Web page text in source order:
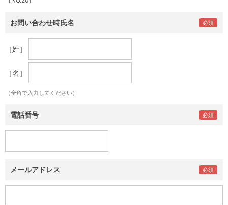
お問い合わせ時氏名
［姓］
［名］
（全角で入力してください）
電話番号
メールアドレス